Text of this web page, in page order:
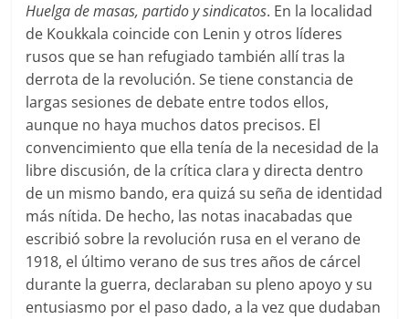
Huelga de masas, partido y sindicatos. En la localidad
de Koukkala coincide con Lenin y otros líderes
rusos que se han refugiado también allí tras la
derrota de la revolución. Se tiene constancia de
largas sesiones de debate entre todos ellos,
aunque no haya muchos datos precisos. El
convencimiento que ella tenía de la necesidad de la
libre discusión, de la crítica clara y directa dentro
de un mismo bando, era quizá su seña de identidad
más nítida. De hecho, las notas inacabadas que
escribió sobre la revolución rusa en el verano de
1918, el último verano de sus tres años de cárcel
durante la guerra, declaraban su pleno apoyo y su
entusiasmo por el paso dado, a la vez que dudaban